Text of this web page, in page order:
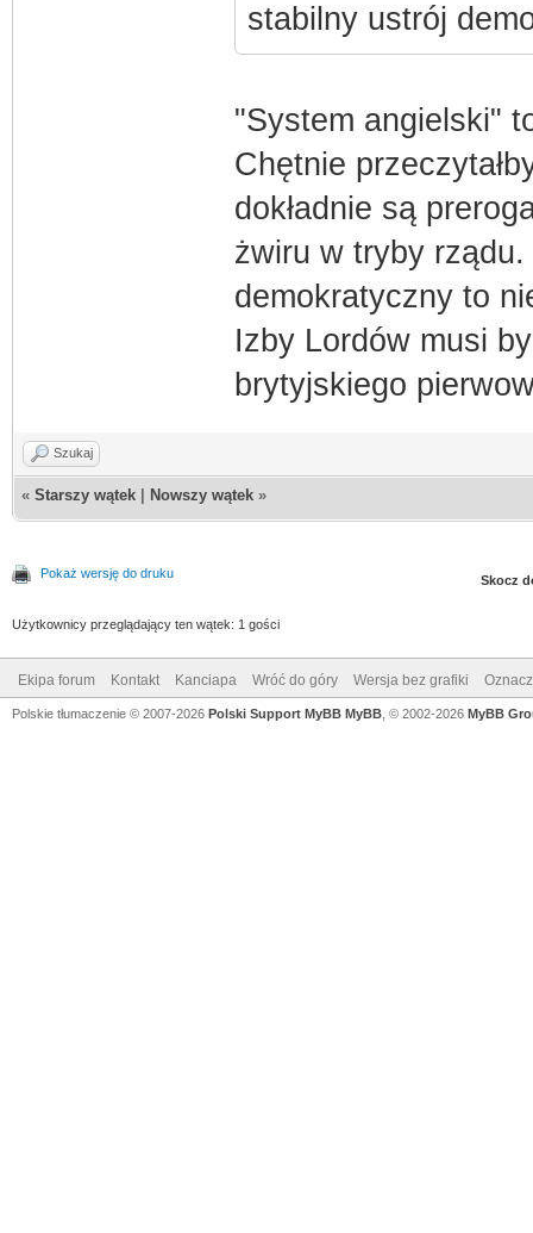
stabilny ustrój
"System angielski"
Chętnie
dokładnie są
żwiru w tryby
demokratyczny to
Izby Lordów musi
brytyjskiego
Szukaj
« Starszy wątek Nowszy wątek »
Pokaż wersję do druku Skocz
Użytkownicy przeglądający ten wątek: 1 gości
Ekipa forum Kontakt Kanciapa Wróć do góry Wersja bez grafiki
Polskie tłumaczenie © 2007-2026 Polski Support MyBB MyBB , © 2002-2026 MyBB